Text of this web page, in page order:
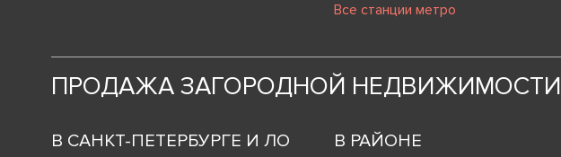
Все станции метро
ПРОДАЖА ЗАГОРОДНОЙ НЕДВИЖИМОСТИ
В САНКТ-ПЕТЕРБУРГЕ И ЛО В РАЙОНЕ